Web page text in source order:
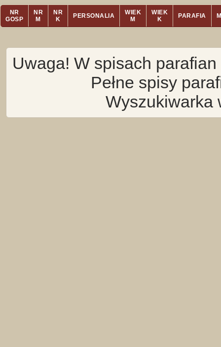
NR
GOSP
NR
M
NR
K
PERSONALIA
WIEK
M
WIEK
K
PARAFIA
Uwaga! W spisach
Pełne spisy
Wyszukiwarka